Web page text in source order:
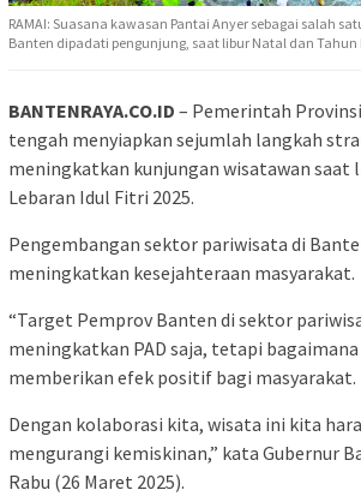
RAMAI: Suasana kawasan Pantai Anyer sebagai salah
Banten dipadati pengunjung, saat libur Natal dan Tahun
BANTENRAYA.CO.ID – Pemerintah
tengah menyiapkan sejumlah langkah
meningkatkan kunjungan wisatawan saat
Lebaran Idul Fitri 2025.
Pengembangan sektor pariwisata di
meningkatkan kesejahteraan masyarakat.
“Target Pemprov Banten di sektor
meningkatkan PAD saja, tetapi
memberikan efek positif bagi masyarakat.
Dengan kolaborasi kita, wisata ini kita
mengurangi kemiskinan,” kata Gubernur
Rabu (26 Maret 2025).